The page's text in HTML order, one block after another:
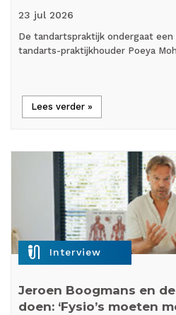
23 jul 2026
De tandartspraktijk ondergaat
tandarts-praktijkhouder Poeya
Lees verder »
mic_external_on Interview
Jeroen Boogmans en
doen: ‘Fysio’s moeten